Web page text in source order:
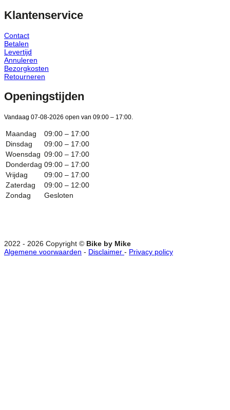
Klantenservice
Contact
Betalen
Levertijd
Annuleren
Bezorgkosten
Retourneren
Openingstijden
Vandaag 07-08-2026 open van 09:00 – 17:00.
Maandag
09:00 – 17:00
Dinsdag
09:00 – 17:00
Woensdag 09:00 – 17:00
Donderdag 09:00 – 17:00
Vrijdag
09:00 – 17:00
Zaterdag
09:00 – 12:00
Zondag
Gesloten
2022 - 2026 Copyright © Bike by Mike
Algemene voorwaarden - Disclaimer - Privacy policy